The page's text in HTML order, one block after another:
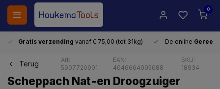
0
Gratis verzending vanaf € 75,00 (tot 31kg) De online
Terug
Art:
5907720901
EAN:
4046664095088
SKU:
18934
Scheppach Nat-en Droogzuiger